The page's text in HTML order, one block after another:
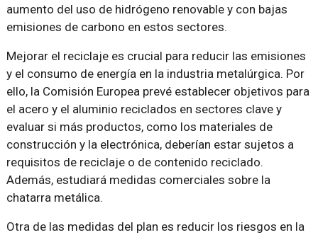
aumento del uso de hidrógeno renovable y con bajas
emisiones de carbono en estos sectores.
Mejorar el reciclaje es crucial para reducir las emisiones
y el consumo de energía en la industria metalúrgica. Por
ello, la Comisión Europea prevé establecer objetivos para
el acero y el aluminio reciclados en sectores clave y
evaluar si más productos, como los materiales de
construcción y la electrónica, deberían estar sujetos a
requisitos de reciclaje o de contenido reciclado.
Además, estudiará medidas comerciales sobre la
chatarra metálica.
Otra de las medidas del plan es reducir los riesgos en la